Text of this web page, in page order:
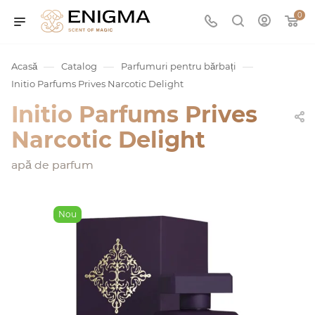
0
Acasă — Catalog — Parfumuri pentru bărbați —
Initio Parfums Prives Narcotic Delight
Initio Parfums Prives
Narcotic Delight
apă de parfum
Nou